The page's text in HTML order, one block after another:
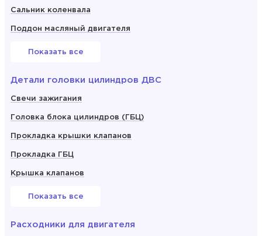
Сальник коленвала
Поддон масляный двигателя
Показать все
Детали головки цилиндров ДВС
Свечи зажигания
Головка блока цилиндров (ГБЦ)
Прокладка крышки клапанов
Прокладка ГБЦ
Крышка клапанов
Показать все
Расходники для двигателя